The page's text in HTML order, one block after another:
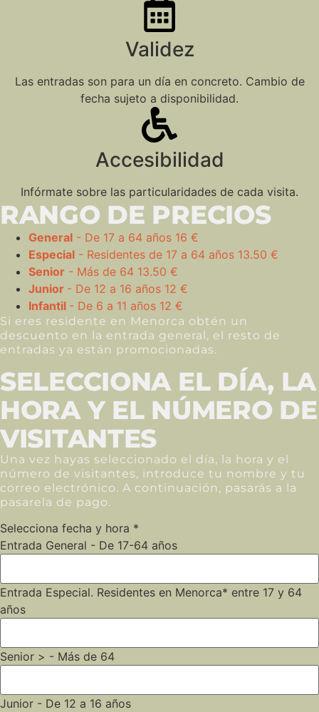
Validez
Las entradas son para un día en concreto. Cambio de
fecha sujeto a disponibilidad.
Accesibilidad
Infórmate sobre las particularidades de cada visita.
RANGO DE PRECIOS
General - De 17 a 64 años 16 €
Especial - Residentes de 17 a 64 años 13.50 €
Senior - Más de 64 13.50 €
Junior - De 12 a 16 años 12 €
Infantil - De 6 a 11 años 12 €
Si eres residente en Menorca obtén un
descuento en la entrada general, el resto de
entradas ya están promocionadas.
SELECCIONA EL DÍA, LA
HORA Y EL NÚMERO DE
VISITANTES
Una vez hayas seleccionado el día, la hora y el
número de visitantes, introduce tu nombre y tu
correo electrónico. A continuación, pasarás a la
pasarela de pago.
Selecciona fecha y hora *
Entrada General - De 17-64 años
Entrada Especial. Residentes en Menorca* entre 17 y 64
años
Senior > - Más de 64
Junior - De 12 a 16 años